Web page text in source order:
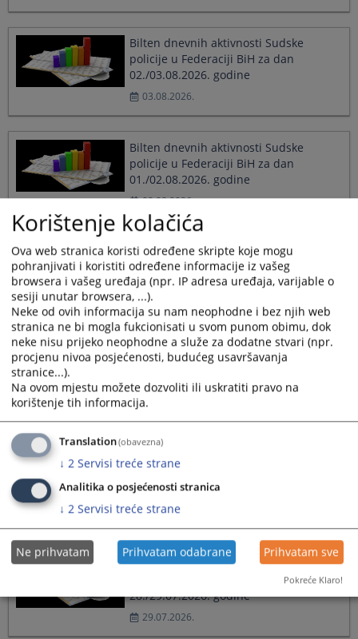
dates.
dates.
Bilten dnevnih aktivnosti Sudske
policije u Federaciji BiH za dan
02./03.08.2026. godine
03.08.2026.
Bilten dnevnih aktivnosti Sudske
policije u Federaciji BiH za dan
01./02.08.2026. godine
02.08.2026.
Bilten dnevnih aktivnosti Sudske
policije u Federaciji BiH za dan
31./01.08.2026. godine
01.08.2026.
Bilten dnevnih aktivnosti Sudske
30./31.07.2026. godine
31.07.2026.
Bilten dnevnih aktivnosti Sudske
29./30.07.2026. godine
30.07.2026.
Bilten dnevnih aktivnosti Sudske
policije u Federaciji BiH za dan
28./29.07.2026. godine
29.07.2026.
Korištenje kolačića
Ova web stranica koristi određene skripte koje mogu
pohranjivati i koristiti određene informacije iz vašeg
browsera i vašeg uređaja (npr. IP adresa uređaja, varijable o
sesiji unutar browsera, ...).
Neke od ovih informacija su nam neophodne i bez njih web
stranica ne bi mogla fukcionisati u svom punom obimu, dok
neke nisu prijeko neophodne a služe za dodatne stvari (npr.
procjenu nivoa posjećenosti, budućeg usavršavanja
stranice...).
Na ovom mjestu možete dozvoliti ili uskratiti pravo na
korištenje tih informacija.
Translation(obavezna)
↓ 2 Servisi treće strane
Analitika o posjećenosti stranica
↓ 2 Servisi treće strane
Ne prihvatam Prihvatam odabrane Prihvatam sve
Pokreće Klaro!